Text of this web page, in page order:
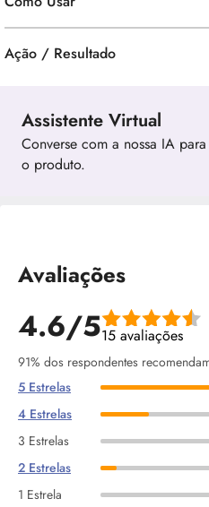
Ação / Resultado
Assistente Virtual
Converse com a nossa IA
o produto.
Avaliações
4.6/515 avaliações
91% dos respondentes
5 Estrelas
4 Estrelas
3 Estrelas
2 Estrelas
1 Estrela